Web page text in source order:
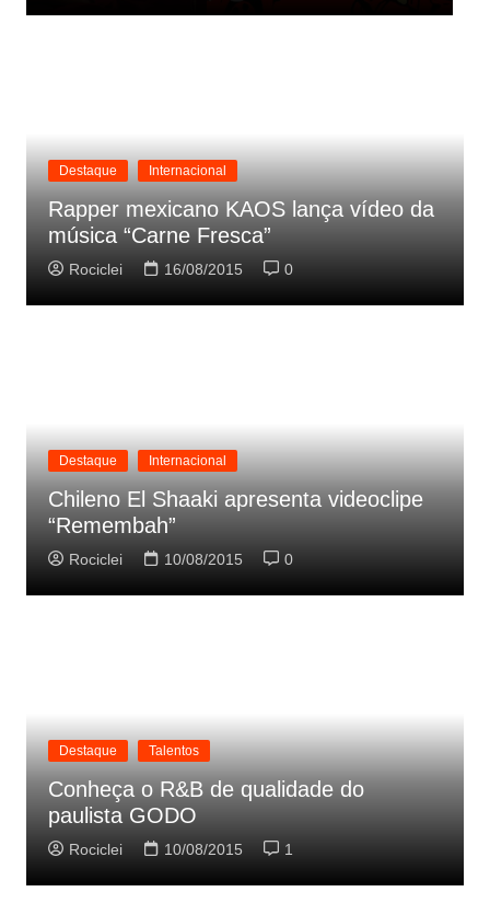
Destaque Internacional
Rapper mexicano KAOS lança vídeo da
música “Carne Fresca”
Rociclei 16/08/2015 0
Destaque Internacional
Chileno El Shaaki apresenta videoclipe
“Remembah”
Rociclei 10/08/2015 0
Destaque Talentos
Conheça o R&B de qualidade do
paulista GODO
Rociclei 10/08/2015 1